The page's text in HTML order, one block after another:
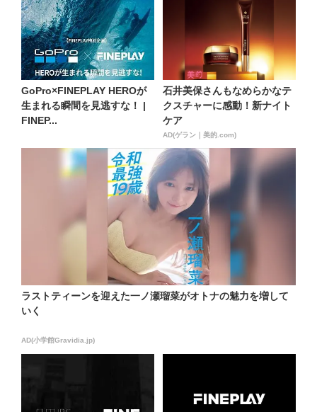
GoPro×FINEPLAY HEROが
生まれる瞬間を見逃すな！ |
FINEP...
石井美保さんもなめらかなテ
クスチャーに感動！新ナイト
ケア
AD(ゲラン｜美的.com)
ラストティーンを迎えた一ノ瀬瑠菜がオトナの魅力を増して
いく
AD(小学館Gravidia.jp)